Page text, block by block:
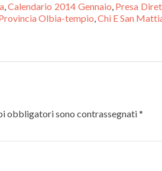
,Calendario 2014 Gennaio, Presa
Olbia-tempio,Chi E San
obbligatori sono contrassegnati*